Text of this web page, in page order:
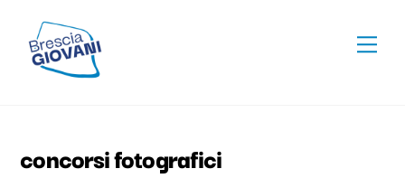
content
concorsi fotografici